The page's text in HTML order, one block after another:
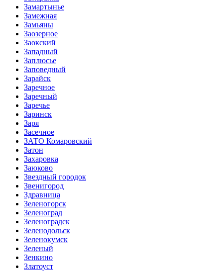
Замартынье
Замежная
Замьяны
Заозерное
Заокский
Западный
Заплюсье
Заповедный
Зарайск
Заречное
Заречный
Заречье
Заринск
Заря
Засечное
ЗАТО Комаровский
Затон
Захаровка
Заюково
Звездный городок
Звенигород
Здравница
Зеленогорск
Зеленоград
Зеленоградск
Зеленодольск
Зеленокумск
Зеленый
Зенкино
Златоуст